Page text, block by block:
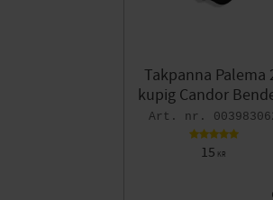
Takpanna Palema
kupig Candor
15 KR